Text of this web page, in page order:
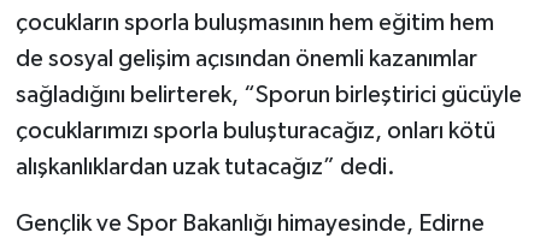
çocukların sporla buluşmasının hem eğitim hem
de sosyal gelişim açısından önemli kazanımlar
sağladığını belirterek, “Sporun birleştirici gücüyle
çocuklarımızı sporla buluşturacağız, onları kötü
alışkanlıklardan uzak tutacağız” dedi.
Gençlik ve Spor Bakanlığı himayesinde, Edirne
Sonsöz Özel
Spor
Vasıta
Yaşam